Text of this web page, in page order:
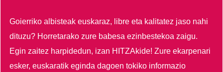
Goierriko albisteak euskaraz, libre eta kalitatez jaso nahi
dituzu? Horretarako zure babesa ezinbestekoa zaigu.
Egin zaitez harpidedun, izan HITZAkide!Zure ekarpenari
esker, euskaratik eginda dagoen tokiko informazio